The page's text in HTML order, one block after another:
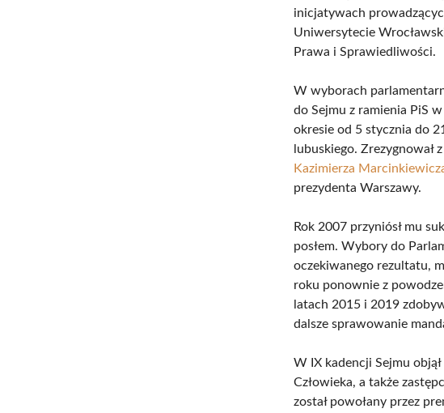
inicjatywach
Uniwersytecie
Prawa i Sprawiedliwości.
W wyborach
do Sejmu z ramienia PiS
okresie od 5 stycznia do
lubuskiego. Zrezygnował
Kazimierza
prezydenta Warszawy.
Rok 2007 przyniósł mu
posłem. Wybory do
oczekiwanego rezultatu,
roku ponownie z
latach 2015 i 2019
dalsze sprawowanie
W IX kadencji Sejmu
Człowieka, a także
został powołany przez